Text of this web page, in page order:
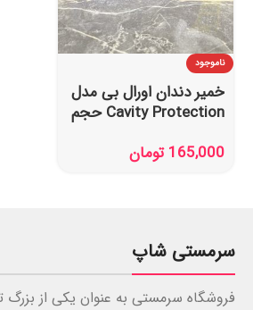
ناموجود
خمیر دندان اورال بی مدل
Cavity Protection حجم
165,000 تومان
سرمستی شاپ
فروشگاه سرمستی به عنوان یکی از بزرگ